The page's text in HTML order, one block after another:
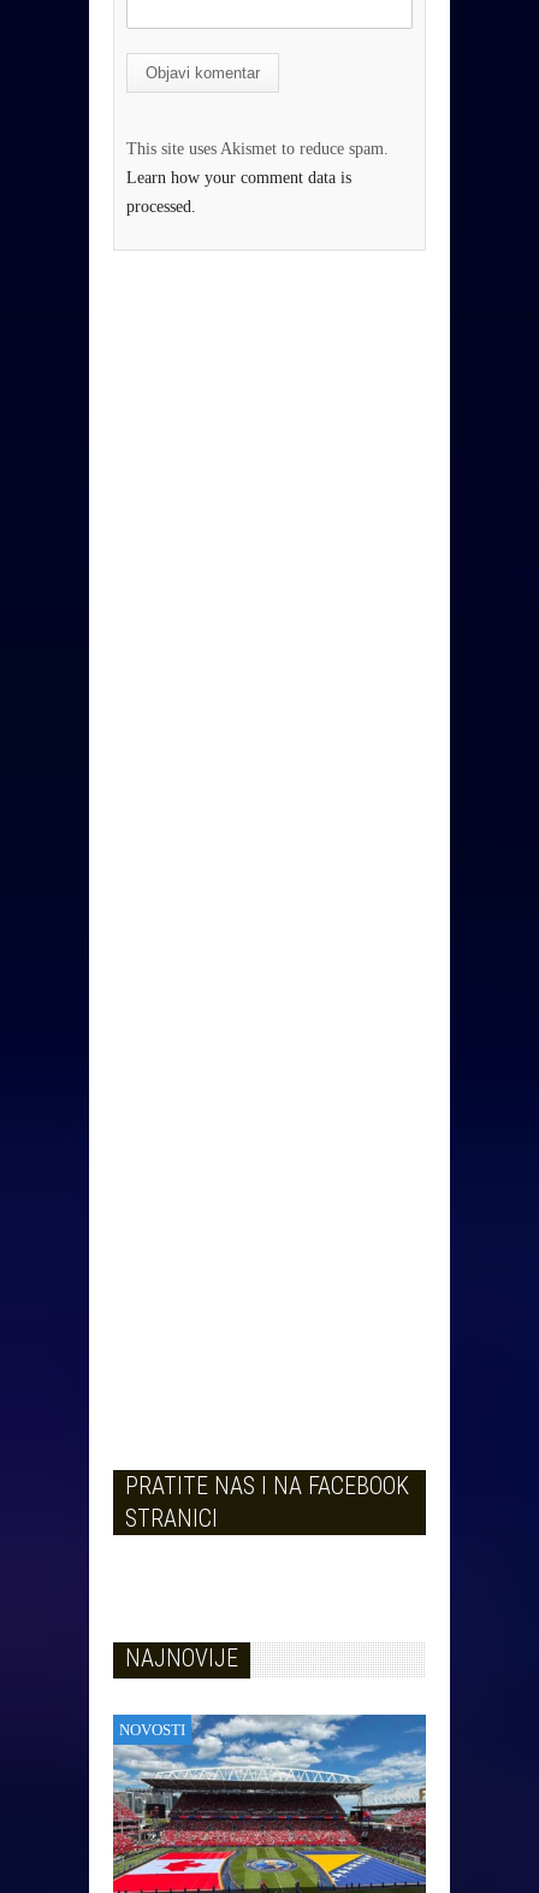
This site uses Akismet to reduce spam.
Learn how your comment data is
processed.
PRATITE NAS I NA FACEBOOK
STRANICI
NAJNOVIJE
NOVOSTI